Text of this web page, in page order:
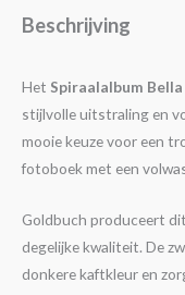
Beschrijving
Het Spiraalalbum
stijlvolle uitstraling en
mooie keuze voor een
fotoboek met een
Goldbuch produceert
degelijke kwaliteit. De
donkere kaftkleur en